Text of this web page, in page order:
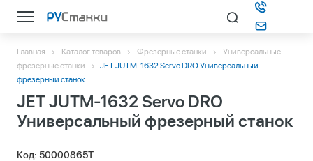
Каталог
О компании
Информация
Главная Каталог товаров Фрезерные станки
Универсальные
фрезерные станки
JET JUTM-1632 Servo DRO Универсальный
фрезерный станок
JET JUTM-1632 Servo DRO
Универсальный фрезерный станок
Код: 50000865T